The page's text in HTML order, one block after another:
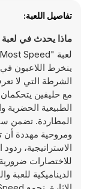
تفاصيل اللعبة:
ماذا يحدث في لعبة Most Speed؟
ينخرط اللاعبون
الشرطة التي لا
مع حليفين يتحكمان
الطبيعية الحضرية
المطاردة. تضمن
ومروحية مهددة أن
الاستراتيجية،
للاختصارات
الديناميكية